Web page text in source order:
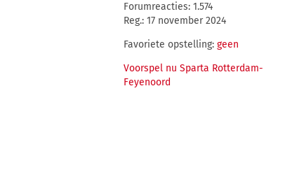
Forumreacties: 1.574
Reg.: 17 november 2024
Favoriete opstelling: geen
Voorspel nu Sparta Rotterdam-
Feyenoord